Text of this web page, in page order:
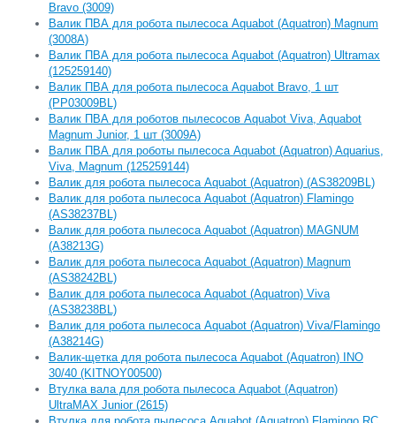
Bravo (3009)
Валик ПВА для робота пылесоса Aquabot (Aquatron) Magnum
(3008А)
Валик ПВА для робота пылесоса Aquabot (Aquatron) Ultramax
(125259140)
Валик ПВА для робота пылесоса Aquabot Bravo, 1 шт
(PP03009BL)
Валик ПВА для роботов пылесосов Aquabot Viva, Aquabot
Magnum Junior, 1 шт (3009А)
Валик ПВА для роботы пылесоса Aquabot (Aquatron) Aquarius,
Viva, Magnum (125259144)
Валик для робота пылесоса Aquabot (Aquatron) (AS38209BL)
Валик для робота пылесоса Aquabot (Aquatron) Flamingo
(AS38237BL)
Валик для робота пылесоса Aquabot (Aquatron) MAGNUM
(A38213G)
Валик для робота пылесоса Aquabot (Aquatron) Magnum
(AS38242BL)
Валик для робота пылесоса Aquabot (Aquatron) Viva
(AS38238BL)
Валик для робота пылесоса Aquabot (Aquatron) Viva/Flamingo
(А38214G)
Валик-щетка для робота пылесоса Aquabot (Aquatron) INO
30/40 (KITNOY00500)
Втулка вала для робота пылесоса Aquabot (Aquatron)
UltraMAX Junior (2615)